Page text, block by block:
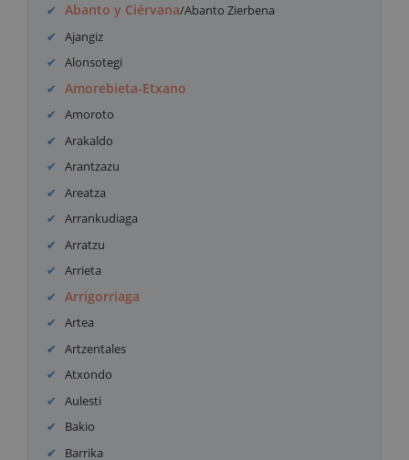
Abanto y Ciérvana/Abanto Zierbena
Ajangiz
Alonsotegi
Amorebieta-Etxano
Amoroto
Arakaldo
Arantzazu
Areatza
Arrankudiaga
Arratzu
Arrieta
Arrigorriaga
Artea
Artzentales
Atxondo
Aulesti
Bakio
Barrika